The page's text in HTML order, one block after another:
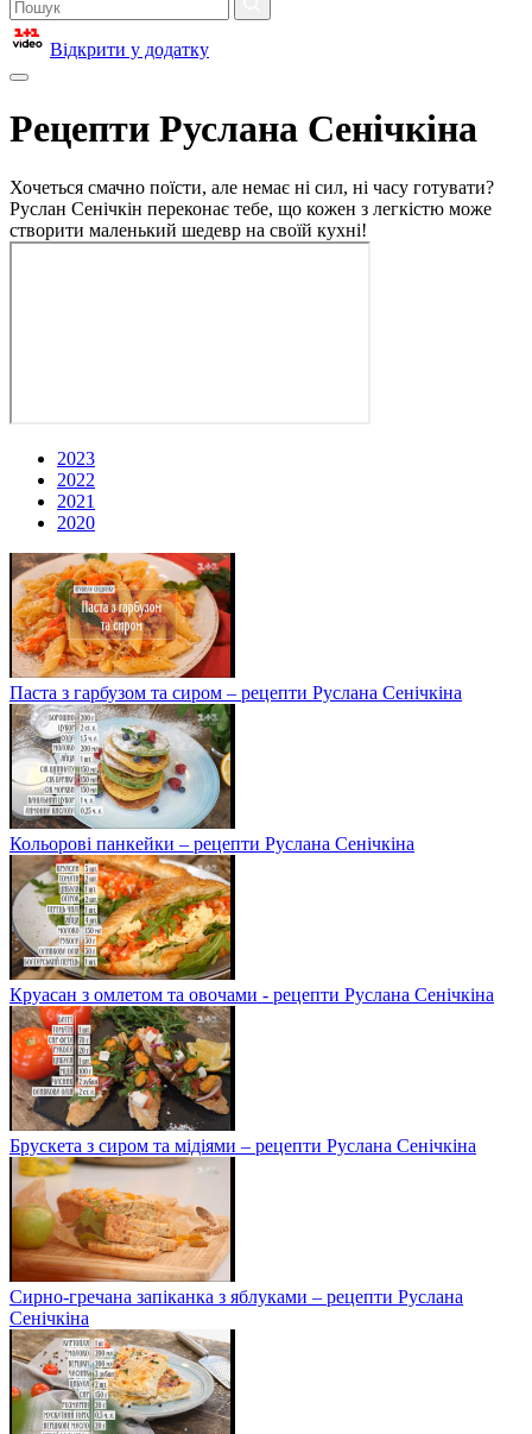
Відкрити у додатку
Рецепти Руслана Сенічкіна
Хочеться смачно поїсти, але немає ні сил, ні часу готувати?
Руслан Сенічкін переконає тебе, що кожен з легкістю може
створити маленький шедевр на своїй кухні!
2023
2022
2021
2020
Паста з гарбузом та сиром – рецепти Руслана Сенічкіна
Кольорові панкейки – рецепти Руслана Сенічкіна
Круасан з омлетом та овочами - рецепти Руслана Сенічкіна
Брускета з сиром та мідіями – рецепти Руслана Сенічкіна
Сирно-гречана запіканка з яблуками – рецепти Руслана
Сенічкіна